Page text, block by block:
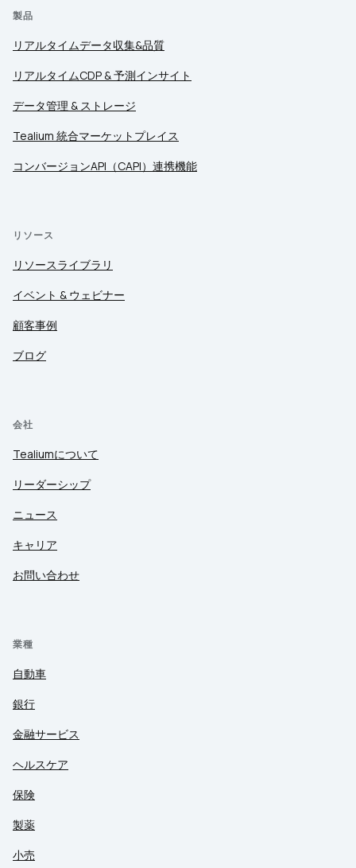
製品
リアルタイムデータ収集&品質
リアルタイムCDP & 予測インサイト
データ管理 & ストレージ
Tealium 統合マーケットプレイス
コンバージョンAPI（CAPI）連携機能
リソース
リソースライブラリ
イベント & ウェビナー
顧客事例
ブログ
会社
Tealiumについて
リーダーシップ
ニュース
キャリア
お問い合わせ
業種
自動車
銀行
金融サービス
ヘルスケア
保険
製薬
小売